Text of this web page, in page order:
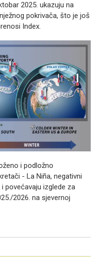
2025. ukazuju na
pokrivača, što je još
Index.
i podložno
- La Niña, negativni
povećavaju izglede za
2026. na sjevernoj